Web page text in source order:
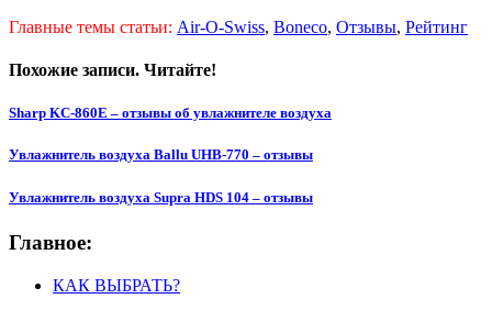
Главные темы статьи: Air-O-Swiss, Boneco, Отзывы, Рейтинг
Похожие записи. Читайте!
Sharp KC-860E – отзывы об увлажнителе воздуха
Увлажнитель воздуха Ballu UHB-770 – отзывы
Увлажнитель воздуха Supra HDS 104 – отзывы
Главное:
КАК ВЫБРАТЬ?